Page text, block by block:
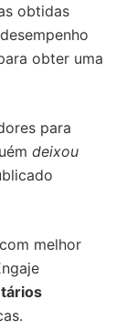
obtidas
obter uma
para
deixou
melhor